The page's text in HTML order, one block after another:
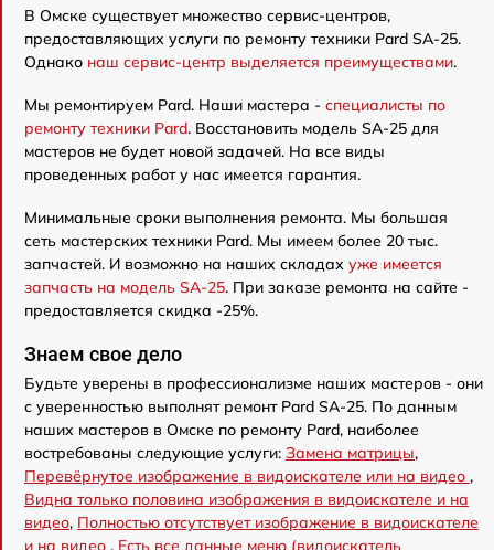
В Омске существует множество сервис-центров,
предоставляющих услуги по ремонту техники Pard SA-25.
Однако наш сервис-центр выделяется преимуществами.
Мы ремонтируем Pard. Наши мастера - специалисты по
ремонту техники Pard. Восстановить модель SA-25 для
мастеров не будет новой задачей. На все виды
проведенных работ у нас имеется гарантия.
Минимальные сроки выполнения ремонта. Мы большая
сеть мастерских техники Pard. Мы имеем более 20 тыс.
запчастей. И возможно на наших складах уже имеется
запчасть на модель SA-25. При заказе ремонта на сайте -
предоставляется скидка -25%.
Знаем свое дело
Будьте уверены в профессионализме наших мастеров - они
с уверенностью выполнят ремонт Pard SA-25. По данным
наших мастеров в Омске по ремонту Pard, наиболее
востребованы следующие услуги: Замена матрицы,
Перевёрнутое изображение в видоискателе или на видео ,
Видна только половина изображения в видоискателе и на
видео, Полностью отсутствует изображение в видоискателе
и на видео , Есть все данные меню (видоискатель